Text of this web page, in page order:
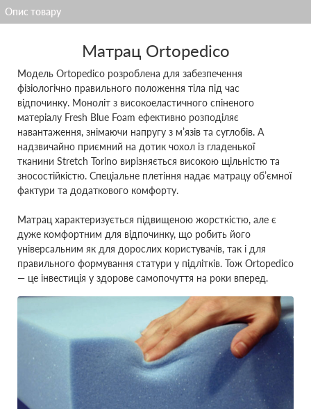
Матрац Ortopedico
Модель Ortopedico розроблена для забезпечення
фізіологічно правильного положення тіла під час
відпочинку. Моноліт з високоеластичного спіненого
матеріалу Fresh Blue Foam ефективно розподіляє
навантаження, знімаючи напругу з м’язів та суглобів. А
надзвичайно приємний на дотик чохол із гладенької
тканини Stretch Torino вирізняється високою щільністю та
зносостійкістю. Спеціальне плетіння надає матрацу об’ємної
фактури та додаткового комфорту.
Матрац характеризується підвищеною жорсткістю, але є
дуже комфортним для відпочинку, що робить його
універсальним як для дорослих користувачів, так і для
правильного формування статури у підлітків. Тож Ortopedico
— це інвестиція у здорове самопочуття на роки вперед.